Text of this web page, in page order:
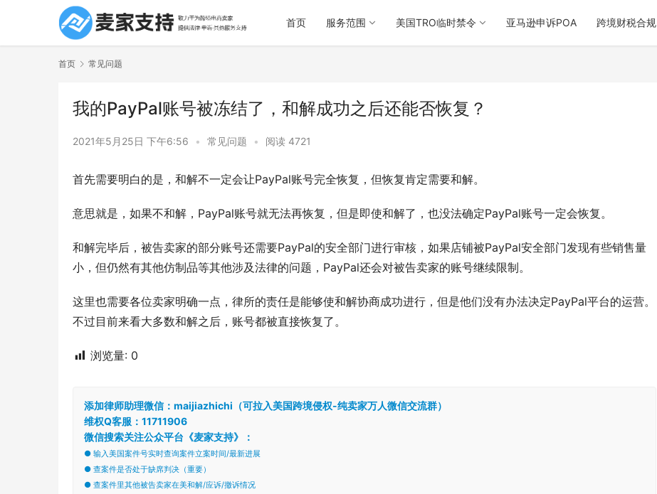
首页 服务范围 美国TRO临时禁令 亚马逊申诉POA 跨境财税合规
首页 常见问题
我的PayPal账号被冻结了，和解成功之后还能否恢复？
2021年5月25日 下午6:56 • 常见问题 • 阅读 4721
首先需要明白的是，和解不一定会让PayPal账号完全恢复，但恢复肯定需要和解。
意思就是，如果不和解，PayPal账号就无法再恢复，但是即使和解了，也没法确定PayPal账号一定会恢复。
和解完毕后，被告卖家的部分账号还需要PayPal的安全部门进行审核，如果店铺被PayPal安全部门发现有些销售量
小，但仍然有其他仿制品等其他涉及法律的问题，PayPal还会对被告卖家的账号继续限制。
这里也需要各位卖家明确一点，律所的责任是能够使和解协商成功进行，但是他们没有办法决定PayPal平台的运营。
不过目前来看大多数和解之后，账号都被直接恢复了。
浏览量: 0
添加律师助理微信：maijiazhichi（可拉入美国跨境侵权-纯卖家万人微信交流群）
维权Q客服：11711906
微信搜索关注公众平台《麦家支持》：
● 输入美国案件号实时查询案件立案时间/最新进展
● 查案件是否处于缺席判决（重要）
● 查案件里其他被告卖家在美和解/应诉/撤诉情况